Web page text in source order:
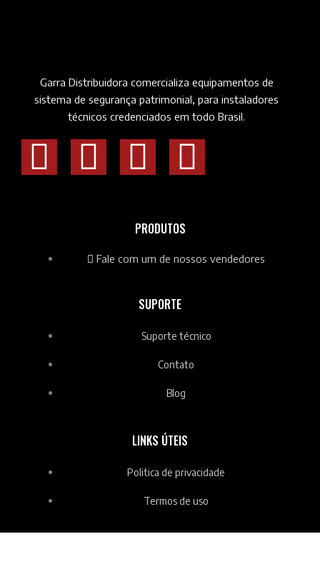
Garra Distribuidora comercializa equipamentos de
sistema de segurança patrimonial, para instaladores
técnicos credenciados em todo Brasil.
PRODUTOS
Fale com um de nossos vendedores
SUPORTE
Suporte técnico
Contato
Blog
LINKS ÚTEIS
Politica de privacidade
Termos de uso